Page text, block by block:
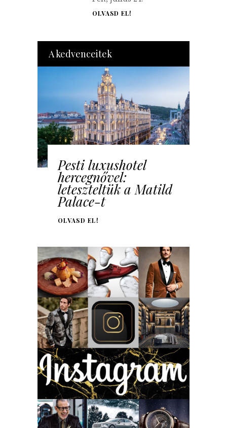
OLVASD EL!
A kedvenceitek
Pesti luxushotel
hercegnővel:
leteszteltük a Matild
Palace-t
OLVASD EL!